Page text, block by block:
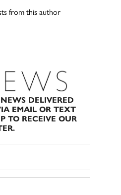
from this author
DELIVERED
EMAIL OR TEXT
TO RECEIVE OUR